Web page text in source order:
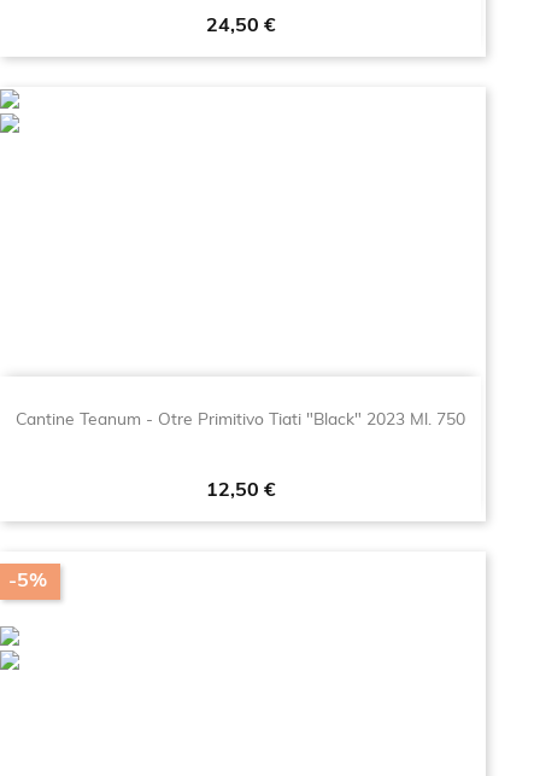
Prezzo
24,50 €
Cantine Teanum - Otre Primitivo Tiati "Black" 2023 Ml. 750
Prezzo
12,50 €
-5%